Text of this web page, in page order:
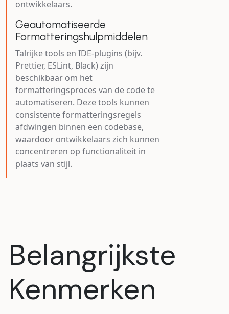
ontwikkelaars.
Geautomatiseerde
Formatteringshulpmiddelen
Talrijke tools en IDE-plugins (bijv.
Prettier, ESLint, Black) zijn
beschikbaar om het
formatteringsproces van de code te
automatiseren. Deze tools kunnen
consistente formatteringsregels
afdwingen binnen een codebase,
waardoor ontwikkelaars zich kunnen
concentreren op functionaliteit in
plaats van stijl.
Belangrijkste
Kenmerken